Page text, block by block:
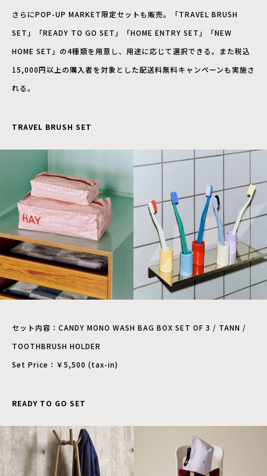
さらにPOP-UP MARKET限定セットも販売。「TRAVEL BRUSH
SET」「READY TO GO SET」「HOME ENTRY SET」「NEW
HOME SET」の4種類を用意し、用途に応じて選択できる。また税込
15,000円以上の購入者を対象とした配送料無料キャンペーンも実施さ
れる。
TRAVEL BRUSH SET
セット内容：CANDY MONO WASH BAG BOX SET OF 3 / TANN /
TOOTHBRUSH HOLDER
Set Price：￥5,500 (tax-in)
READY TO GO SET